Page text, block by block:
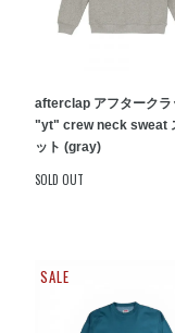
afterclap アフタークラ
"yt" crew neck sweat
ット (gray)
SOLD OUT
SALE